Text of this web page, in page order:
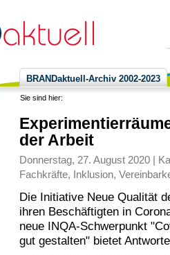
BRANDaktuell-Archiv 2002-2023
Sie sind hier:
der Arbeit
Donnerstag, 27. August 2020 |
Fachkräfte, Inklusion,
Die Initiative Neue Qualität
ihren Beschäftigten in
neue INQA-Schwerpunkt
gut gestalten" bietet